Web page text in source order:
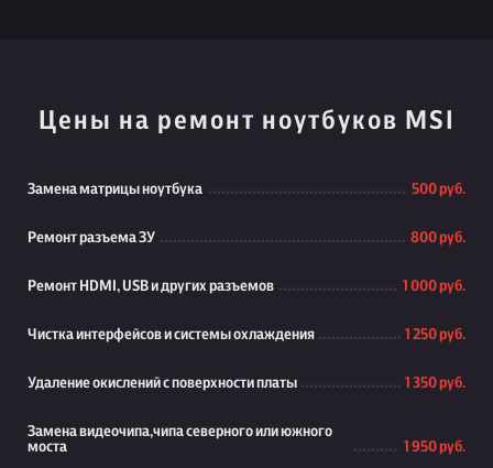
Цены на ремонт ноутбуков MSI
Замена матрицы ноутбука 500 руб.
Ремонт разъема ЗУ 800 руб.
Ремонт HDMI, USB и других разъемов 1 000 руб.
Чистка интерфейсов и системы охлаждения 1 250 руб.
Удаление окислений с поверхности платы 1 350 руб.
Замена видеочипа,чипа северного или южного
моста
1 950 руб.